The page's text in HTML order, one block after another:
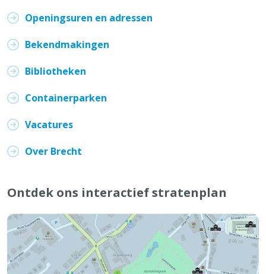
Openingsuren en adressen
Bekendmakingen
Bibliotheken
Containerparken
Vacatures
Over Brecht
Ontdek ons interactief stratenplan